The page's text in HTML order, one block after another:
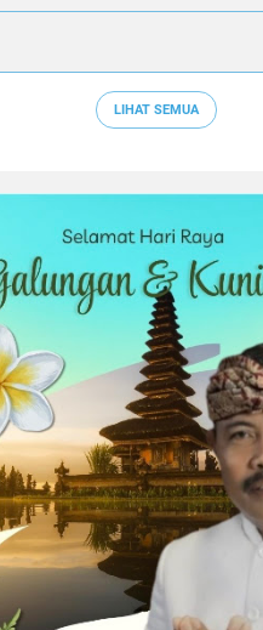
LIHAT SEMUA